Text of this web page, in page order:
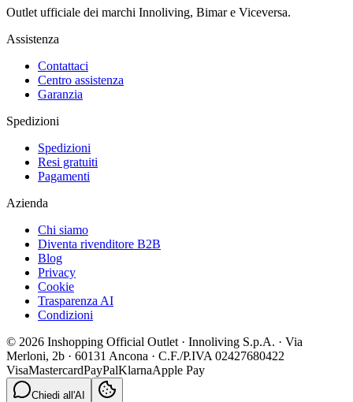
Outlet ufficiale dei marchi Innoliving, Bimar e Viceversa.
Assistenza
Contattaci
Centro assistenza
Garanzia
Spedizioni
Spedizioni
Resi gratuiti
Pagamenti
Azienda
Chi siamo
Diventa rivenditore B2B
Blog
Privacy
Cookie
Trasparenza AI
Condizioni
© 2026 Inshopping Official Outlet · Innoliving S.p.A. · Via
Merloni, 2b · 60131 Ancona · C.F./P.IVA 02427680422
VisaMastercardPayPalKlarnaApple Pay
Chiedi all'AI